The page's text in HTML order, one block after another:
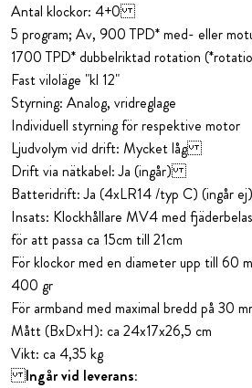
Antal klockor: 4+0
5 program; Av, 900 TPD* med- eller
1700 TPD* dubbelriktad rotation
Fast viloläge "kl 12"
Styrning: Analog, vridreglage
Individuell styrning för respektive motor
Ljudvolym vid drift: Mycket låg
Drift via nätkabel: Ja (ingår)
Batteridrift: Ja (4xLR14 /typ C) (ingår ej)
Insats: Klockhållare MV4 med
för att passa ca 15cm till 21cm
För klockor med en diameter upp till 60
400 gr
För armband med maximal bredd på 30
Mått (BxDxH): ca 24x17x26,5 cm
Vikt: ca 4,35 kg
Ingår vid leverans: